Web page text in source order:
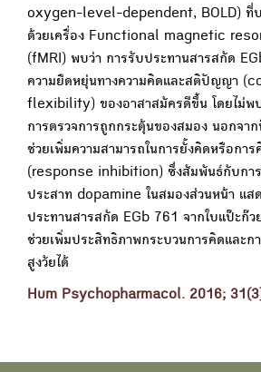
oxygen-level-dependent, BOLD) ที่บ
ด้วยเครื่อง Functional magnetic
(fMRI) พบว่า การรับประทานสารสกัด
ความยืดหยุ่นทางความคิดและสติปัญญา
flexibility) ของอาสาสมัครดีขึ้น โดยไม่พ
การตรวจการถูกกระตุ้นของสมอง นอกจา
ช่วยเพิ่มความสามารถในการยั้งคิดหรือกา
(response inhibition) ซึ่งสัมพันธ์กับการ
ประสาท dopamine ในสมองส่วนหน้า แสด
ประทานสารสกัด EGb 761 จากใบแป๊ะก๊ว
ช่วยเพิ่มประสิทธิภาพกระบวนการคิดและก
สูงวัยได้
Hum Psychopharmacol. 2016;